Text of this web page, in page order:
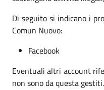
Di seguito si indicano i
Comun Nuovo:
Facebook
Eventuali altri account
non sono da questa gestiti.